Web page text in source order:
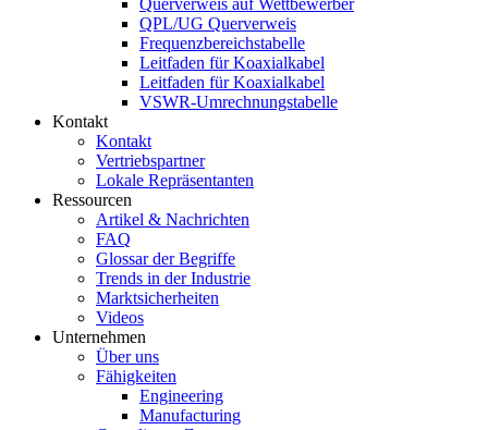
Querverweis auf Wettbewerber
QPL/UG Querverweis
Frequenzbereichstabelle
Leitfaden für Koaxialkabel
Leitfaden für Koaxialkabel
VSWR-Umrechnungstabelle
Kontakt
Kontakt
Vertriebspartner
Lokale Repräsentanten
Ressourcen
Artikel & Nachrichten
FAQ
Glossar der Begriffe
Trends in der Industrie
Marktsicherheiten
Videos
Unternehmen
Über uns
Fähigkeiten
Engineering
Manufacturing